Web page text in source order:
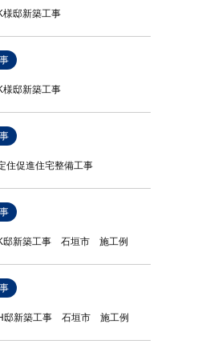
邸新築工事
邸新築工事
住促進住宅整備工事
邸新築工事 石垣市 施工例
邸新築工事 石垣市 施工例